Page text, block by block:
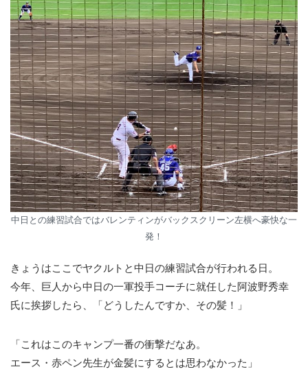
中日との練習試合ではバレンティンがバックスクリーン左横へ豪快な一
発！
きょうはここでヤクルトと中日の練習試合が行われる日。
今年、巨人から中日の一軍投手コーチに就任した阿波野秀幸
氏に挨拶したら、「どうしたんですか、その髪！」
「これはこのキャンプ一番の衝撃だなあ。
エース・赤ペン先生が金髪にするとは思わなかった」